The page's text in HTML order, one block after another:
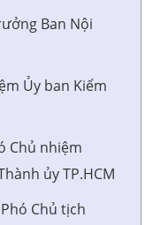
Ban Nội
Ủy ban Kiểm
Chủ nhiệm
ủy TP.HCM
Chủ tịch